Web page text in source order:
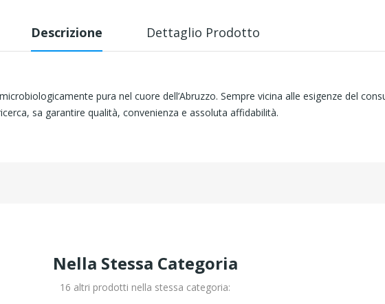
Descrizione Dettaglio Prodotto
pura nel cuore dell’Abruzzo. Sempre vicina alle esigenze del
sa garantire qualità, convenienza e assoluta affidabilità.
Nella Stessa Categoria
16 altri prodotti nella stessa categoria: